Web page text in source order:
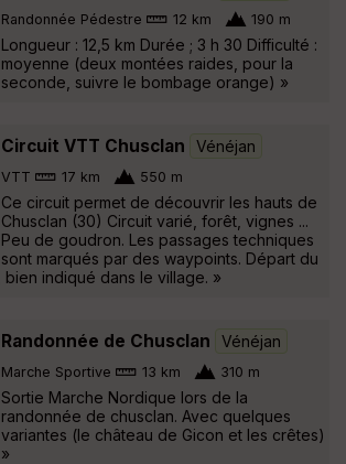
Randonnée Pédestre 12 km 190 m
Longueur : 12,5 km Durée ; 3 h 30 Difficulté :
moyenne (deux montées raides, pour la
seconde, suivre le bombage orange) »
Circuit VTT Chusclan Vénéjan
VTT 17 km 550 m
Ce circuit permet de découvrir les hauts de
Chusclan (30) Circuit varié, forêt, vignes ...
Peu de goudron. Les passages techniques
sont marqués par des waypoints. Départ du
indiqué dans le village. »
Randonnée de Chusclan Vénéjan
Marche Sportive 13 km 310 m
Sortie Marche Nordique lors de la
randonnée de chusclan. Avec quelques
variantes (le château de Gicon et les crêtes)
»